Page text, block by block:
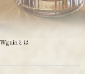
Wgainとは